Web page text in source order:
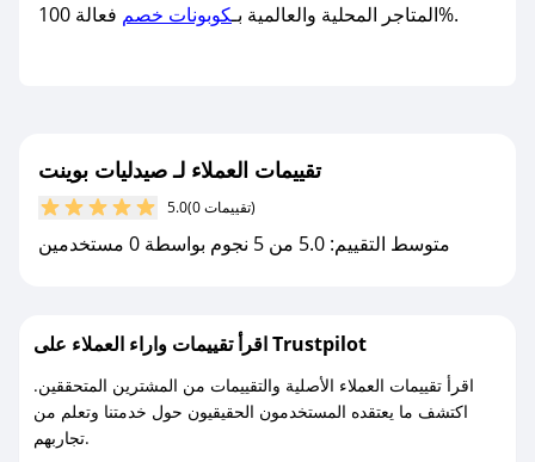
المتاجر المحلية والعالمية بـكوبونات خصم فعالة 100%.
تقييمات العملاء لـ صيدليات بوينت
5.0 (0 تقييمات)
متوسط التقييم: 5.0 من 5 نجوم بواسطة 0 مستخدمين
اقرأ تقييمات واراء العملاء على Trustpilot
اقرأ تقييمات العملاء الأصلية والتقييمات من المشترين المتحققين.
اكتشف ما يعتقده المستخدمون الحقيقيون حول خدمتنا وتعلم من
تجاربهم.